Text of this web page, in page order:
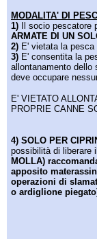
MODALITA' DI
1) Il socio pescatore
ARMATE DI UN
2) E' vietata la
3) E' consentita la
allontanamento dello
deve occupare
E' VIETATO
PROPRIE CANNE
4) SOLO PER
possibilità di liberare
MOLLA)
apposito
operazioni di
o ardiglione